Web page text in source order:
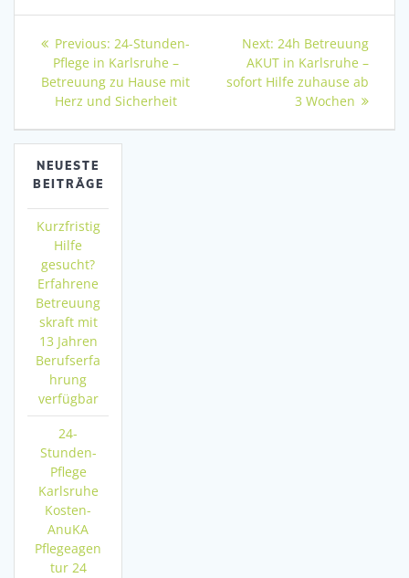
Beitragsnavigation
Previous: Previous
post:
24-Stunden-
Pflege in Karlsruhe –
Betreuung zu Hause mit
Herz und Sicherheit
Next: Next
post:
24h Betreuung
AKUT in Karlsruhe –
sofort Hilfe zuhause ab
3 Wochen
NEUESTE
BEITRÄGE
Kurzfristig
Hilfe
gesucht?
Erfahrene
Betreuung
skraft mit
13 Jahren
Berufserfa
hrung
verfügbar
24-
Stunden-
Pflege
Karlsruhe
Kosten-
AnuKA
Pflegeagen
tur 24